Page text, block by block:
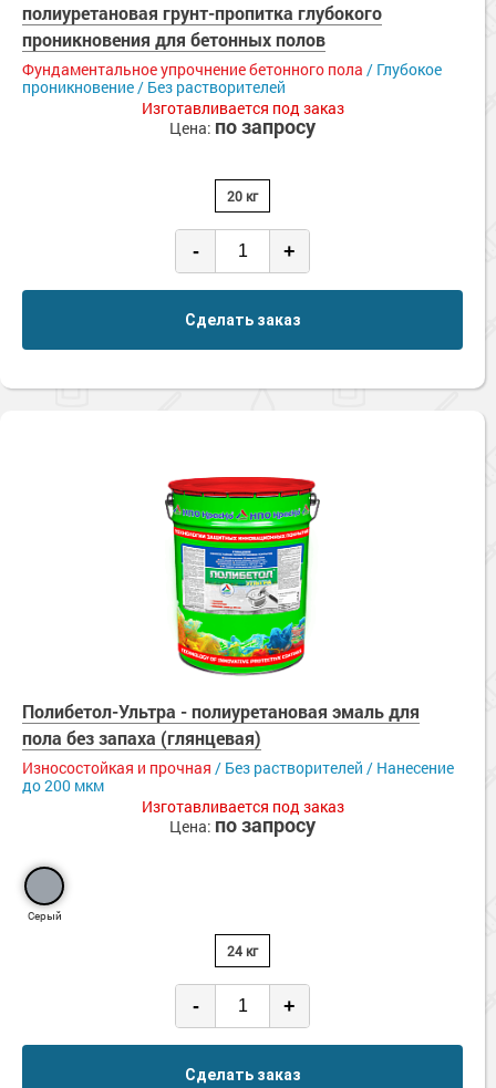
полиуретановая грунт-пропитка глубокого
проникновения для бетонных полов
Фундаментальное упрочнение бетонного пола / Глубокое
проникновение / Без растворителей
Изготавливается под заказ
Цена: по запросу
20 кг
- +
Сделать заказ
Полибетол-Ультра - полиуретановая эмаль для
пола без запаха (глянцевая)
Износостойкая и прочная / Без растворителей / Нанесение
до 200 мкм
Изготавливается под заказ
Цена: по запросу
Серый
24 кг
- +
Сделать заказ